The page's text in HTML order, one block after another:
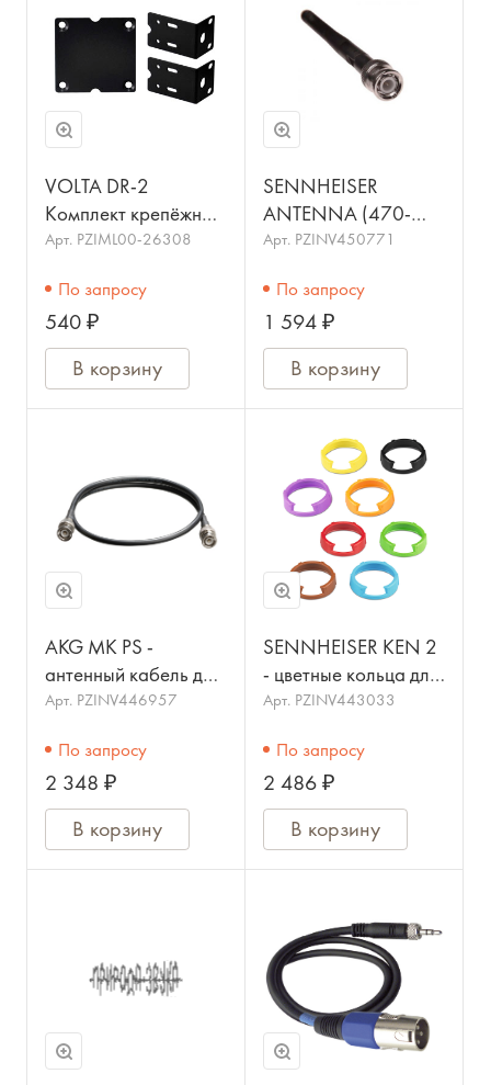
VOLTA DR-2
Комплект крепёжных
элементов для
приёмников системы
VOLTA DIGITAL 1001
PRO
Арт. PZIML00-26308
По запросу
540 ₽
В корзину
SENNHEISER
ANTENNA (470-
862MHz) - антенна
приемников серии
EW
Арт. PZINV450771
По запросу
1 594 ₽
В корзину
AKG MK PS -
антенный кабель для
соединения
SP с приёмником
SR,позолоченные
BNC
Арт. PZINV446957
По запросу
2 348 ₽
В корзину
SENNHEISER KEN 2
- цветные кольца для
ручных передат. ew
цветов)
Арт. PZINV443033
По запросу
2 486 ₽
В корзину